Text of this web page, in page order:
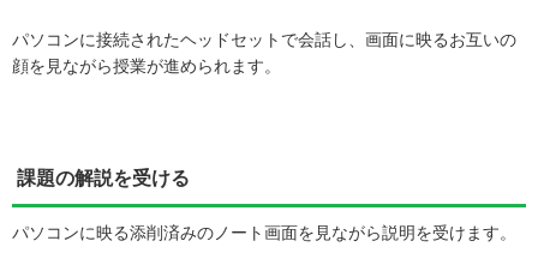
パソコンに接続されたヘッドセットで会話し、画面に映るお互いの
顔を見ながら授業が進められます。
課題の解説を受ける
パソコンに映る添削済みのノート画面を見ながら説明を受けます。